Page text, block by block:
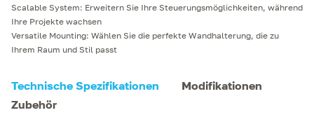
Scalable System: Erweitern Sie Ihre Steuerungsmöglichkeiten, während
Ihre Projekte wachsen
Versatile Mounting: Wählen Sie die perfekte Wandhalterung, die zu
Ihrem Raum und Stil passt
Technische Spezifikationen
Modifikationen
Zubehör